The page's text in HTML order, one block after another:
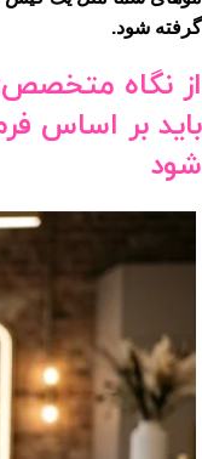
گرفته شود.
از نگاه
باید بر اساس
شود